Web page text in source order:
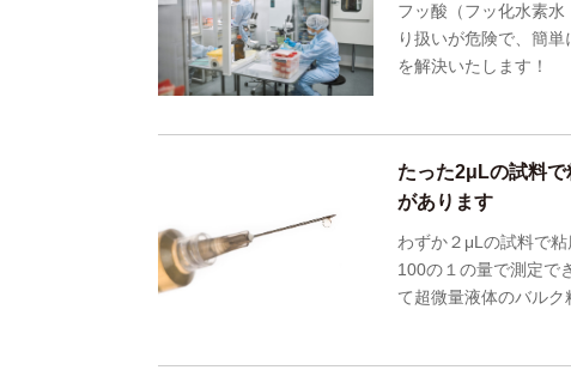
フッ酸（フッ化水素
り扱いが危険で、簡
を解決いたします！
たった2μLの試料
があります
わずか２μLの試料で
100の１の量で測定で
て超微量液体のバルク